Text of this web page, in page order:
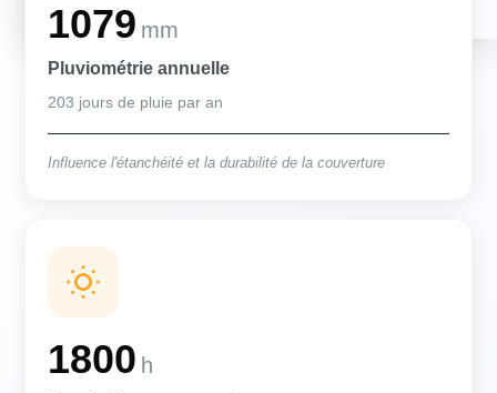
1079 mm
Pluviométrie annuelle
203 jours de pluie par an
Influence l'étanchéité et la durabilité de la couverture
1800 h